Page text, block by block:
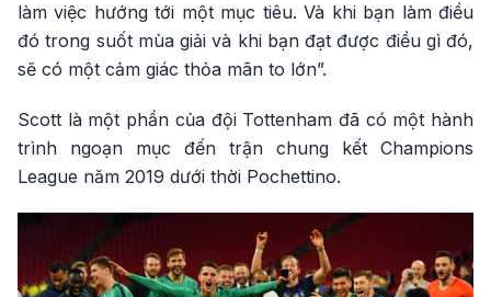
làm việc hướng tới một mục tiêu. Và khi bạn làm điều
đó trong suốt mùa giải và khi bạn đạt được điều gì đó,
sẽ có một cảm giác thỏa mãn to lớn”.
Scott là một phần của đội Tottenham đã có một hành
trình ngoạn mục đến trận chung kết Champions
League năm 2019 dưới thời Pochettino.